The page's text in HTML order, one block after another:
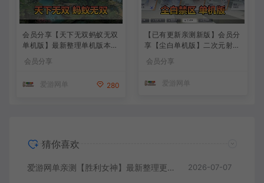
会员分享【天下无双蚂蚁无双
单机版】最新整理单机版本
带GM命令后台 武侠怀旧网游
免虚拟机一键端 配套视频教
会员分享
爱游网单 280
【已有更新亲测新版】会员分
享【尘白单机版】二次元射击
类网游单机版一键端
会员分享
爱游网单
猜你喜欢
爱游网单亲测【胜利女神】最新整理更新第7版148.10.5NIKKE胜利女神妮姬单机版方舟活动148版本官服GM可无限抽卡全剧情免虚拟机一键端视频安装教学 2026-07-07